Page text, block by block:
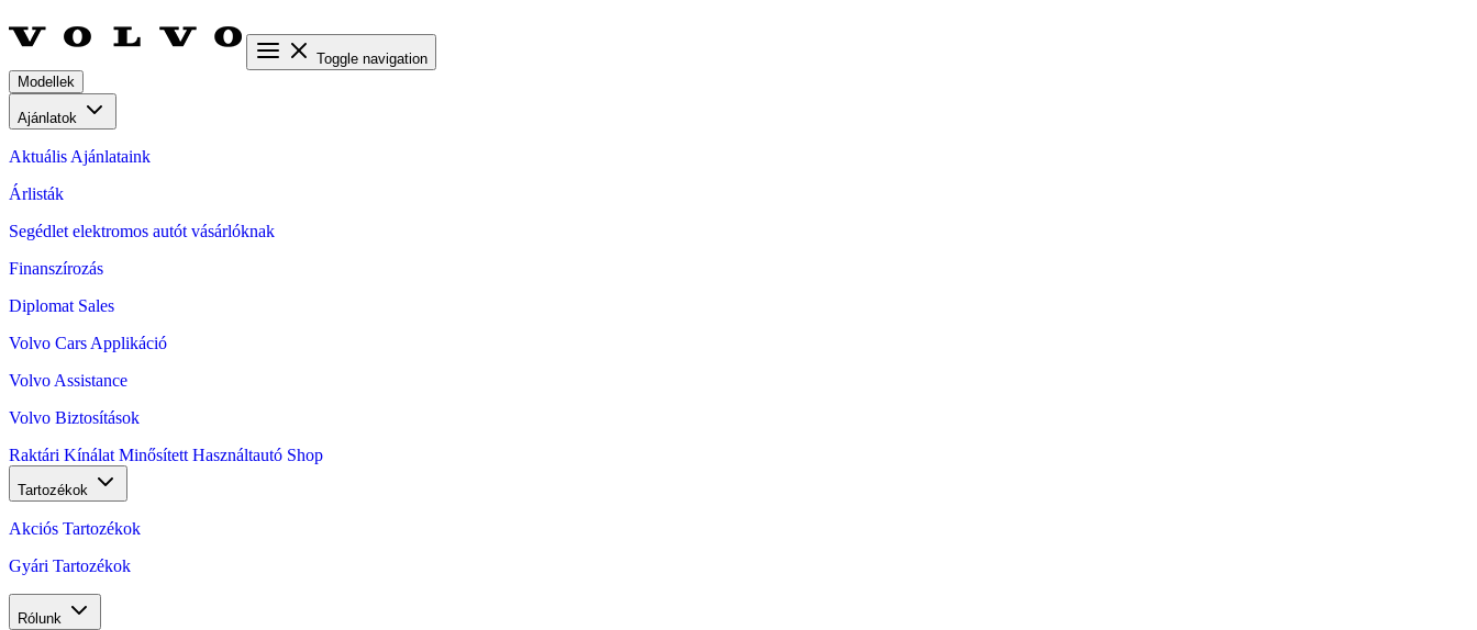
Toggle navigation
Modellek
Ajánlatok
Aktuális Ajánlataink
Árlisták
Segédlet elektromos autót vásárlóknak
Finanszírozás
Diplomat Sales
Volvo Cars Applikáció
Volvo Assistance
Volvo Biztosítások
Raktári Kínálat Minősített Használtautó Shop
Tartozékok
Akciós Tartozékok
Gyári Tartozékok
Rólunk